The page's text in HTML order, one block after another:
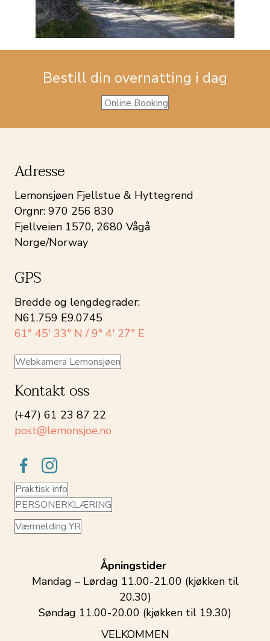
Bestill din overnatting i dag
Online Booking
Adresse
Lemonsjøen Fjellstue & Hyttegrend
Orgnr: 970 256 830
Fjellveien 1570, 2680 Vågå
Norge/Norway
GPS
Bredde og lengdegrader:
N61.759 E9.0745
61° 45′ 33″ N / 9° 4′ 27″ E
Webkamera Lemonsjøen
Kontakt oss
(+47) 61 23 87 22
post@lemonsjoe.no
Praktisk info
PERSONERKLÆRING
Værmelding YR
Åpningstider
Mandag – Lørdag 11.00-21.00 (kjøkken til
20.30)
Søndag 11.00-20.00 (kjøkken til 19.30)
VELKOMMEN